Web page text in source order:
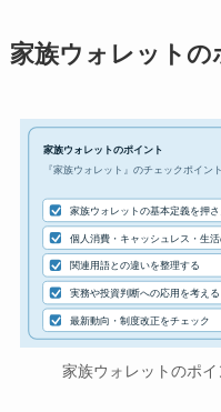
家族ウォレットの
家族ウォレットのポイント
『家族ウォレット』のチェックポイント
家族ウォレットの基本定義を押さ
個人消費・キャッシュレス・生
関連用語との違いを整理する
実務や投資判断への応用を考える
最新動向・制度改正をチェック
家族ウォレットのポ